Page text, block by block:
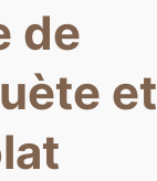
de
et